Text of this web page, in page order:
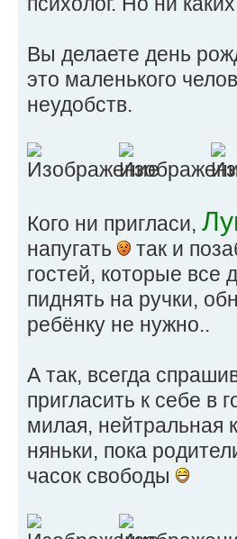
Вы делаете день
это маленького
неудобств.
Кого ни пригласи,
напугать
так и
гостей, которые все
пиднять на ручки,
ребёнку не нужно..
А так, всегда
пригласить к себе в
милая, нейтральная
няньки, пока
часок свободы